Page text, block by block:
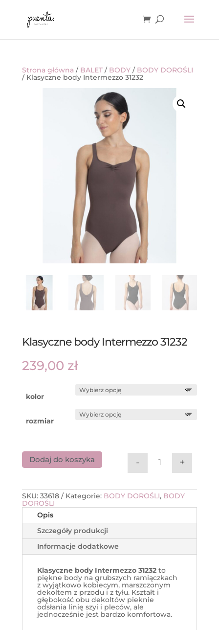
Strona główna / BALET/ BODY/ BODY DOROŚLI
/ Klasyczne body Intermezzo 31232
Klasyczne body Intermezzo 31232
239,00 zł
kolor
rozmiar
ilość Klasyczne
- +
Dodaj do koszyka
SKU: 33618 Kategorie: BODY DOROŚLI, BODY
DOROŚLI
Opis
Szczegóły produkcji
Informacje dodatkowe
Klasyczne body Intermezzo 31232to
piękne body na grubszych ramiączkach
z wyjątkowo kobiecym, marszczonym
dekoltem z przodu i z tyłu. Kształt i
głębokość obu dekoltów pieknie
odsłania linię szyi i pleców, ale
jednocześnie jest bardzo komfortowa.